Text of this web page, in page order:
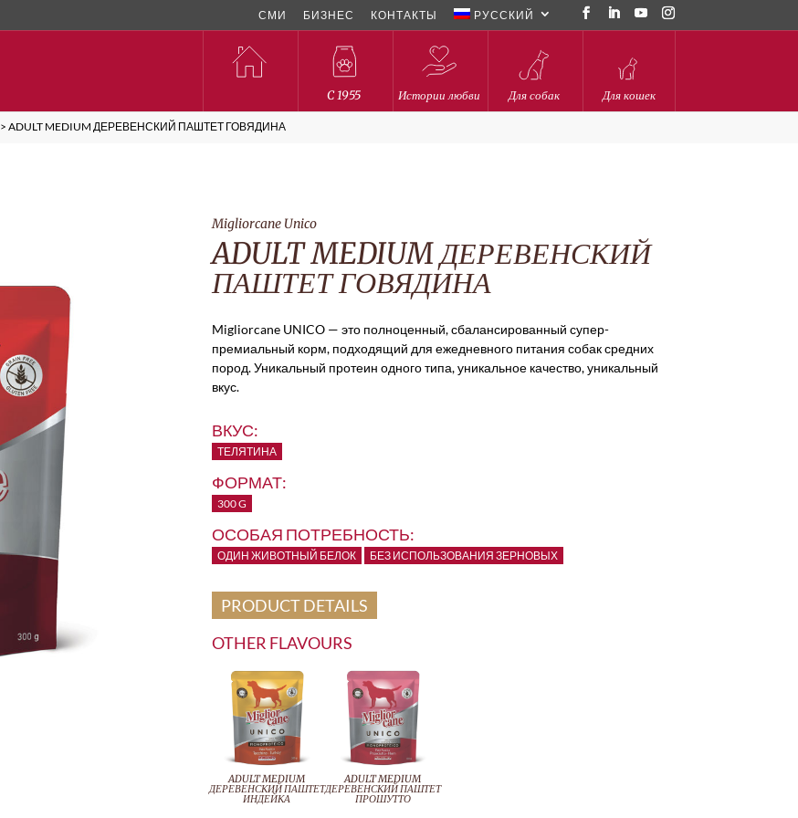
СМИ БИЗНЕС КОНТАКТЫ РУССКИЙ
C 1955 Истории любви Для собак Для кошек
>ADULT MEDIUM ДЕРЕВЕНСКИЙ ПАШТЕТ ГОВЯДИНА
Migliorcane Unico
ADULT MEDIUM ДЕРЕВЕНСКИЙ
ПАШТЕТ ГОВЯДИНА
Migliorcane UNICO — это полноценный, сбалансированный супер-
премиальный корм, подходящий для ежедневного питания собак средних
пород. Уникальный протеин одного типа, уникальное качество, уникальный
вкус.
ВКУС:
ТЕЛЯТИНА
ФОРМАТ:
300 G
ОСОБАЯ ПОТРЕБНОСТЬ:
ОДИН ЖИВОТНЫЙ БЕЛОК БЕЗ ИСПОЛЬЗОВАНИЯ ЗЕРНОВЫХ
PRODUCT DETAILS
OTHER FLAVOURS
ADULT MEDIUM
ДЕРЕВЕНСКИЙ ПАШТЕТ
ИНДЕЙКА
ADULT MEDIUM
ДЕРЕВЕНСКИЙ ПАШТЕТ
ПРОШУТТО